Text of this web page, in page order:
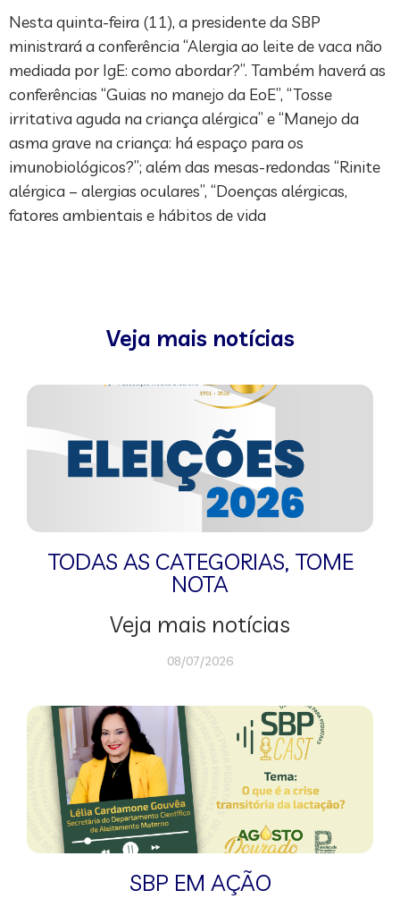
Nesta quinta-feira (11), a presidente da SBP
ministrará a conferência “Alergia ao leite de vaca não
mediada por IgE: como abordar?”. Também haverá as
conferências “Guias no manejo da EoE”, “Tosse
irritativa aguda na criança alérgica” e “Manejo da
asma grave na criança: há espaço para os
imunobiológicos?”; além das mesas-redondas “Rinite
alérgica – alergias oculares”, “Doenças alérgicas,
fatores ambientais e hábitos de vida
Veja mais notícias
TODAS AS CATEGORIAS, TOME
NOTA
Veja mais notícias
08/07/2026
SBP EM AÇÃO